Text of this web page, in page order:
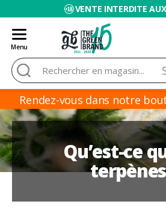
VENTE INTERDITE
Menu
Blog
de
Grow
Barato
Rechercher :
Rendez-vous dans notre
Qu’est-ce